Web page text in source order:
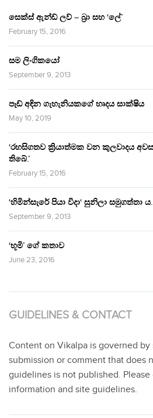
සෙක්ස් ඇන්ඩ් ලව් – බ්‍රා සහ ‘ලේ’
February 15, 2016
සම ලිංගිකයෝ
September 9, 2013
පෑඩ් අඳින ගැහැනියකගේ හෘදය සාක්ෂිය
May 10, 2019
‘රහසිගතව ක්‍රියාත්මක වන කුලවාදය
තිබේ.’
February 15, 2016
‘හිමින්සැරේ පියා විදා‘ සුනිලා සමුගත්තා ය.
September 9, 2013
‘භූමි’ ගේ කතාව
June 23, 2016
GUIDELINES & CONTACT
Content on Vikalpa is governed
submission or comment that does
guidelines is not published. Please
information and site guidelines.